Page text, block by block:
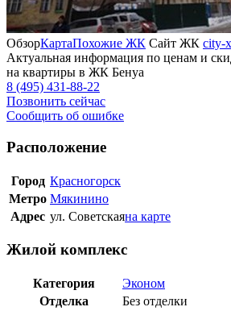
ОбзорКартаПохожие ЖК Сайт ЖК city-
Актуальная информация по ценам и
на квартиры в ЖК Бенуа
8 (495) 431-88-22
Позвонить сейчас
Сообщить об ошибке
Расположение
Город Красногорск
Метро Мякинино
Адрес ул. Советскаяна карте
Жилой комплекс
Категория
Эконом
Отделка
Без отделки